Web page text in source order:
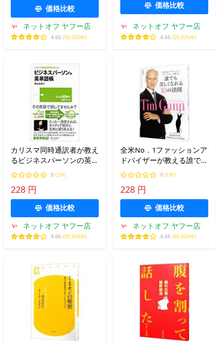
価格比較
ネットオフ ヤフー店
4.66 (50,926件)
価格比較
ネットオフ ヤフー店
4.66 (50,926件)
カリスマ同時通訳者が教え
るビジネスパーソンの英単
語帳／関谷英里子
0 (2件)
228 円
価格比較
ネットオフ ヤフー店
4.66 (50,926件)
全米No．1ファッションア
ドバイザーが教える誰でも
美しくなれる10の法則／
GunnTim
0 (1件)
228 円
価格比較
ネットオフ ヤフー店
4.66 (50,926件)